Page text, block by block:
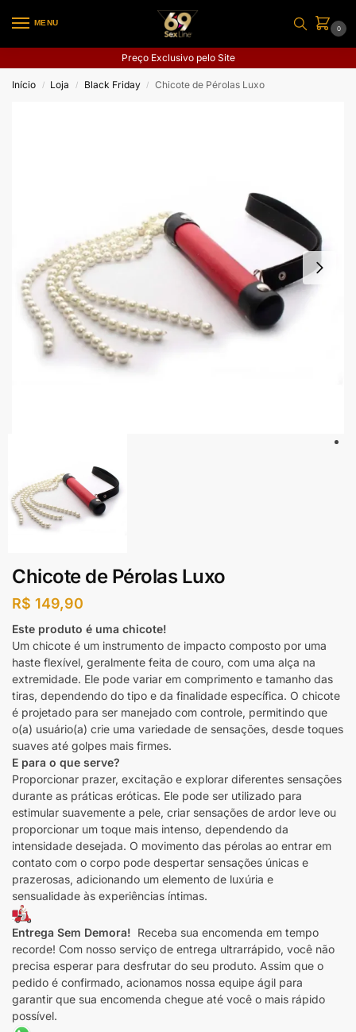
MENU
0
Preço Exclusivo pelo Site
Início / Loja / Black Friday / Chicote de Pérolas Luxo
Chicote de Pérolas Luxo
R$ 149,90
Este produto é uma chicote!
Um chicote é um instrumento de impacto composto por uma
haste flexível, geralmente feita de couro, com uma alça na
extremidade. Ele pode variar em comprimento e tamanho das
tiras, dependendo do tipo e da finalidade específica. O chicote
é projetado para ser manejado com controle, permitindo que
o(a) usuário(a) crie uma variedade de sensações, desde toques
suaves até golpes mais firmes.
E para o que serve?
Proporcionar prazer, excitação e explorar diferentes sensações
durante as práticas eróticas. Ele pode ser utilizado para
estimular suavemente a pele, criar sensações de ardor leve ou
proporcionar um toque mais intenso, dependendo da
intensidade desejada. O movimento das pérolas ao entrar em
contato com o corpo pode despertar sensações únicas e
prazerosas, adicionando um elemento de luxúria e
sensualidade às experiências íntimas.
Entrega Sem Demora! Receba sua encomenda em tempo
recorde! Com nosso serviço de entrega ultrarrápido, você não
precisa esperar para desfrutar do seu produto. Assim que o
pedido é confirmado, acionamos nossa equipe ágil para
garantir que sua encomenda chegue até você o mais rápido
possível.